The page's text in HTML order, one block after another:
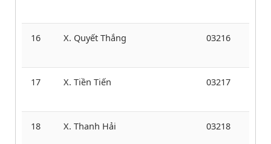
16 X. Quyết Thắng 03216
17 X. Tiền Tiến 03217
18 X. Thanh Hải 03218